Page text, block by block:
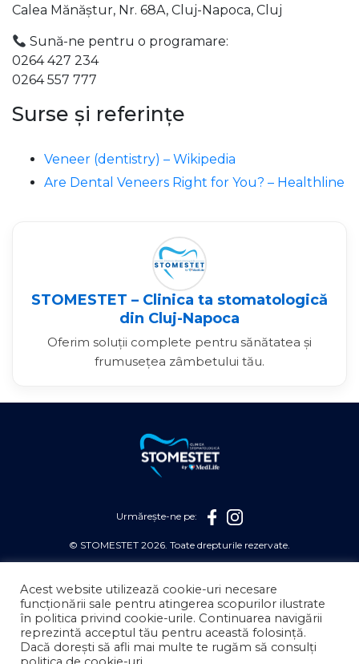
Calea Mănăştur, Nr. 68A, Cluj-Napoca, Cluj
Sună-ne pentru o programare:
0264 427 234
0264 557 777
Surse și referințe
Veneer (dentistry) – Wikipedia
Are Dental Veneers Right for You? – Healthline
STOMESTET – Clinica ta stomatologică
din Cluj-Napoca
Oferim soluții complete pentru sănătatea și
frumusețea zâmbetului tău.
Urmărește-ne pe:
© STOMESTET 2026. Toate drepturile rezervate.
REGULAMENT PREVENȚIE AUGUST
POLITICĂ DE CONFIDENȚIALITATE
POLITICĂ DE COOKIES
Acest website utilizează cookie-uri necesare
funcționării sale pentru atingerea scopurilor ilustrate
în politica privind cookie-urile. Continuarea navigării
reprezintă acceptul tău pentru această folosință.
Dacă dorești să afli mai multe te rugăm să consulți